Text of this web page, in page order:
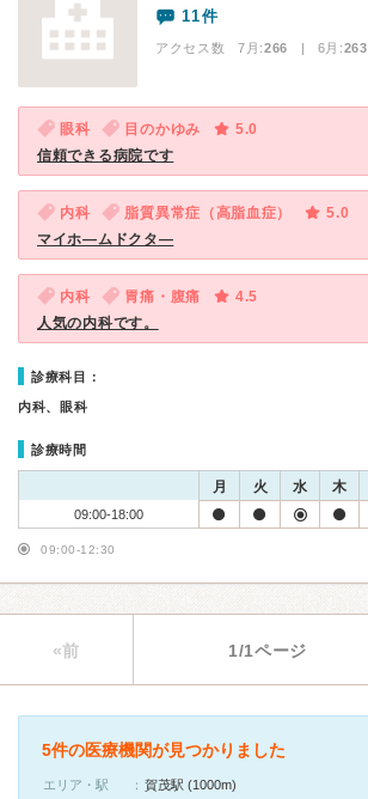
11件
アクセス数 7月:266 | 6月:263
眼科 目のかゆみ
5.0
信頼できる病院です
内科 脂質異常症（高脂血症）
5.0
マイホ―ムドクタ―
内科 胃痛・腹痛
4.5
人気の内科です。
診療科目：
内科、眼科
診療時間
月 火 水 木
09:00-18:00
09:00-12:30
«前 1/1ページ
5件の医療機関が見つかりました
エリア・駅
賀茂駅 (1000m)